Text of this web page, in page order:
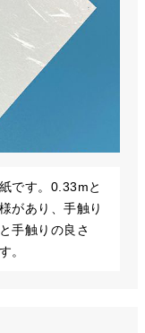
です。0.33mと
があり、手触り
手触りの良さ
。